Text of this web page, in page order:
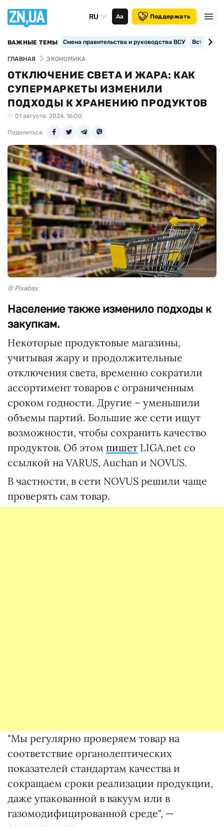
RU Аа Поддержать
ВАЖНЫЕ ТЕМЫ Смена правительства и руководства ВСУ
ГЛАВНАЯ ЭКОНОМИКА
ОТКЛЮЧЕНИЕ СВЕТА И ЖАРА: КАК
СУПЕРМАРКЕТЫ ИЗМЕНИЛИ
ПОДХОДЫ К ХРАНЕНИЮ ПРОДУКТОВ
01 августа, 2024, 16:00
Поделиться
© Pixabay
Население также изменило подходы к
закупкам.
Некоторые продуктовые магазины,
учитывая жару и продолжительные
отключения света, временно сократили
ассортимент товаров с ограниченным
сроком годности. Другие – уменьшили
объемы партий. Большие же сети ищут
возможности, чтобы сохранить качество
продуктов. Об этом пишет LIGA.net со
ссылкой на VARUS, Auchan и NOVUS.
В частности, в сети NOVUS решили чаще
проверять сам товар.
"Мы регулярно проверяем товар на
соответствие органолептических
показателей стандартам качества и
сокращаем сроки реализации продукции,
даже упакованной в вакуум или в
газомодифицированной среде", —